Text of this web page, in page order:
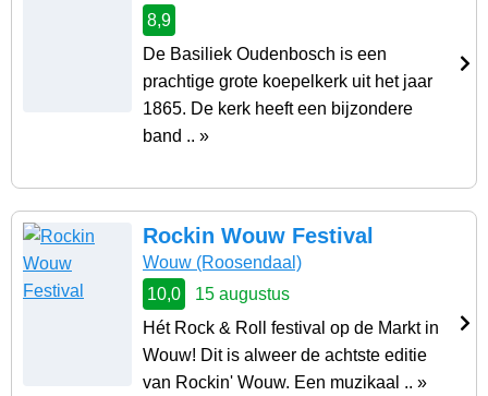
8,9
De Basiliek Oudenbosch is een
prachtige grote koepelkerk uit het jaar
1865. De kerk heeft een bijzondere
band .. »
Rockin Wouw Festival
Wouw (Roosendaal)
10,0
15 augustus
Hét Rock & Roll festival op de Markt in
Wouw! Dit is alweer de achtste editie
van Rockin' Wouw. Een muzikaal .. »